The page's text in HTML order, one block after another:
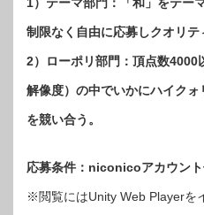
1）テーマ部門：「和」をテー
制限なく自由に応募しクオリテ
2）ローポリ部門：頂点数4000
解像度）の中でいかにハイク
を競い合う。
応募条件：niconicoアカウン
※閲覧にはUnity Web Playerを